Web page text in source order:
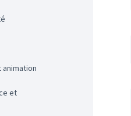
animation